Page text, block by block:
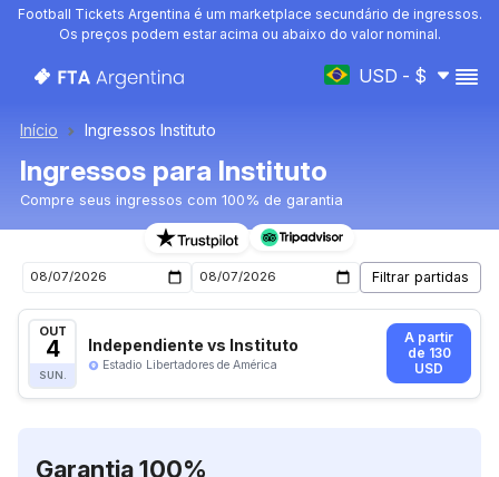
Football Tickets Argentina é um marketplace secundário de ingressos.
Os preços podem estar acima ou abaixo do valor nominal.
USD - $
Início Ingressos Instituto
Ingressos para Instituto
Compre seus ingressos com 100% de garantia
Ingressos para o próximo jogo de Instituto
OUT
4
SUN.
Independiente vs Instituto
Estadio Libertadores de América
A partir
de 130
USD
Garantia 100%